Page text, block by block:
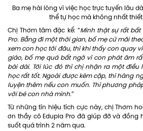
Ba mẹ hài lòng vì việc học trực tuyến lâu
thể tự học mà không nhất
Chị Thơm tâm đặc kể: “Mình thật sự rất
Pro. Bẵng đi một thời gian, bố mẹ cứ mãi
xem con học tới đâu, thì khi thấy con quay
giáo, bố mẹ quá bất ngờ vì con phát âm
bài dài. Tới lúc đó thì chị nhận ra một
học rất tốt. Ngoài được kèm cặp, thì hàng
luyện thêm nếu con muốn. Thì phương
với bé con nhà mình.”
Từ những tín hiệu tích cực này, chị Thơm
ơn thầy cô Edupia Pro đã giúp đỡ và đồng
suốt quá trình 2 năm qua.